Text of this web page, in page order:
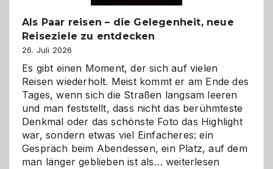
Als Paar reisen – die Gelegenheit, neue
Reiseziele zu entdecken
26. Juli 2026
Es gibt einen Moment, der sich auf vielen
Reisen wiederholt. Meist kommt er am Ende des
Tages, wenn sich die Straßen langsam leeren
und man feststellt, dass nicht das berühmteste
Denkmal oder das schönste Foto das Highlight
war, sondern etwas viel Einfacheres: ein
Gespräch beim Abendessen, ein Platz, auf dem
man länger geblieben ist als… Als
weiterlesen